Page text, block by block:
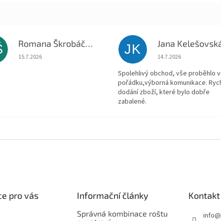
Romana Škrobáčková
Hodnocení obchodu je 5 z 5 hvězdiček.
15.7.2026
JK Jana
Hodnocení obchodu
14.7.2026
Spolehlivý obchod, vše proběhlo v
pořádku,výborná komunikace.
dodání zboží, které bylo dobře
zabalené.
pro vás Informační články
Správná kombinace roštu
Kontakt
info@